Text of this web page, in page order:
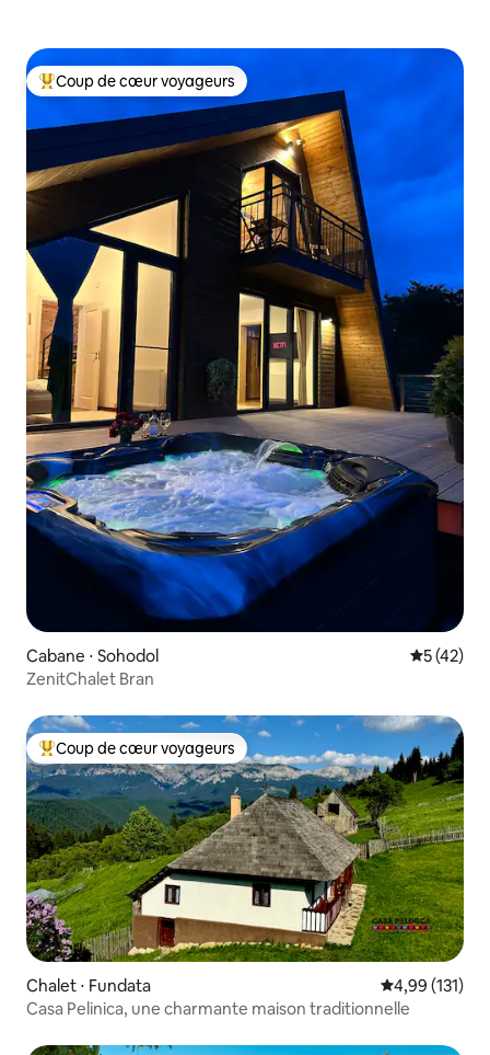
Coups de cœur voyageurs les plus appréciés
Coup de cœur voyageurs
Cabane ⋅ Sohodol
5 (42)
ZenitChalet Bran
Coups de cœur voyageurs les plus appréciés
Coup de cœur voyageurs
Chalet ⋅ Fundata Évaluation
4,99 (131)
Casa Pelinica, une charmante maison traditionnelle